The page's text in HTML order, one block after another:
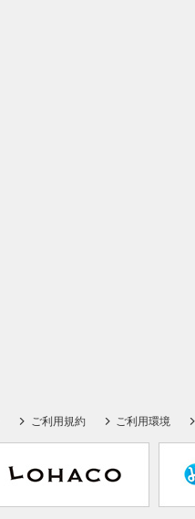
ご利用規約 ご利用環境